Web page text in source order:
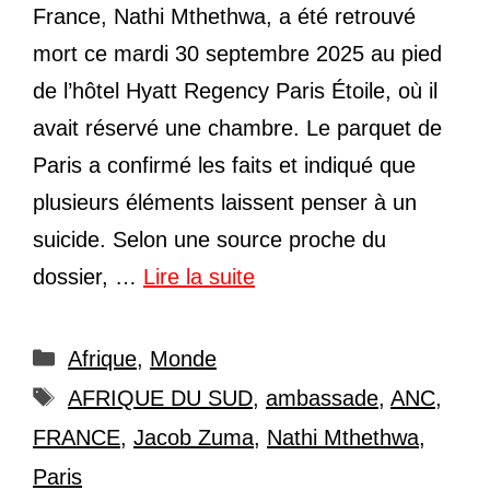
France, Nathi Mthethwa, a été retrouvé
mort ce mardi 30 septembre 2025 au pied
de l’hôtel Hyatt Regency Paris Étoile, où il
avait réservé une chambre. Le parquet de
Paris a confirmé les faits et indiqué que
plusieurs éléments laissent penser à un
suicide. Selon une source proche du
dossier, … Lire la suite
Catégories
Afrique, Monde
Étiquettes
AFRIQUE DU SUD, ambassade, ANC,
FRANCE, Jacob Zuma, Nathi Mthethwa,
Paris